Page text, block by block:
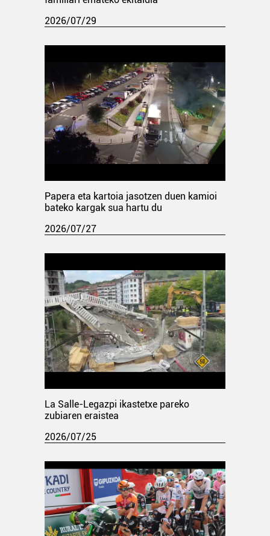
2026/07/29
Papera eta kartoia jasotzen duen kamioi
bateko kargak sua hartu du
2026/07/27
La Salle-Legazpi ikastetxe pareko
zubiaren eraistea
2026/07/25